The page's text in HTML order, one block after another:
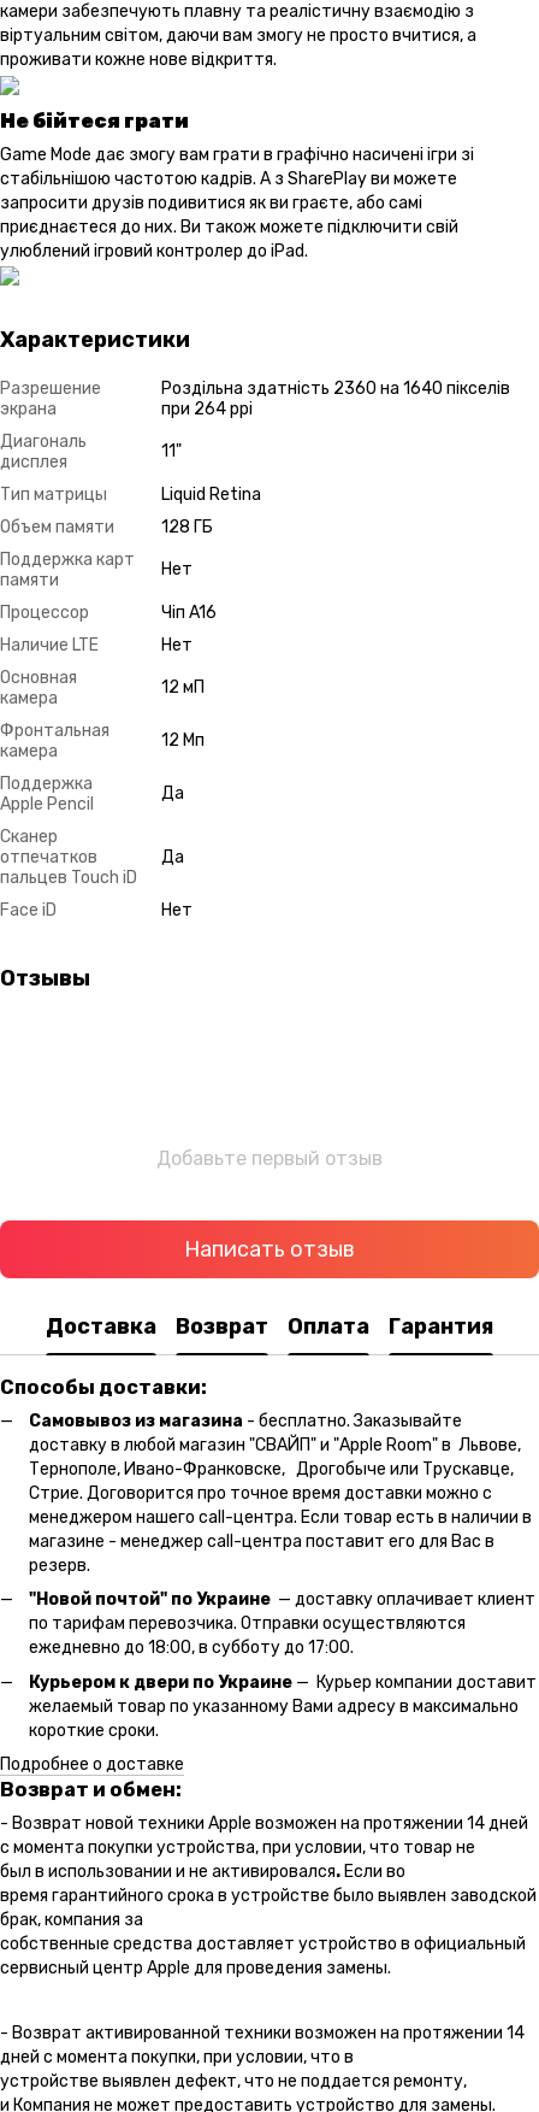
камери забезпечують плавну та реалістичну взаємодію з
віртуальним світом, даючи вам змогу не просто вчитися, а
проживати кожне нове відкриття.
Не бійтеся грати
Game Mode дає змогу вам грати в графічно насичені ігри зі
стабільнішою частотою кадрів. А з SharePlay ви можете
запросити друзів подивитися як ви граєте, або самі
приєднаєтеся до них. Ви також можете підключити свій
улюблений ігровий контролер до iPad.
Характеристики
Разрешение
экрана
Роздільна здатність 2360 на 1640 пікселів
при 264 ppi
Диагональ
дисплея
11"
Тип матрицы
Liquid Retina
Объем памяти
128 ГБ
Поддержка карт
памяти
Нет
Процессор
Чіп A16
Наличие LTE
Нет
Основная
камера
12 мП
Фронтальная
камера
12 Мп
Поддержка
Apple Pencil
Да
Сканер
отпечатков
пальцев Touch iD
Да
Face iD Нет
Отзывы
Добавьте первый отзыв
Написать отзыв
Доставка Возврат Оплата Гарантия
Способы доставки:
Самовывоз из магазина - бесплатно. Заказывайте
доставку в любой магазин "СВАЙП" и "Apple Room" в Львове,
Тернополе, Ивано-Франковске, Дрогобыче или Трускавце,
Стрие. Договорится про точное время доставки можно с
менеджером нашего call-центра. Если товар есть в наличии в
магазине - менеджер call-центра поставит его для Вас в
резерв.
"Новой почтой" по Украине — доставку оплачивает клиент
по тарифам перевозчика. Отправки осуществляются
ежедневно до 18:00, в субботу до 17:00.
Курьером к двери по Украине — Курьер компании доставит
желаемый товар по указанному Вами адресу в максимально
короткие сроки.
Подробнее о доставке
Возврат и обмен:
- Возврат новой техники Apple возможен на протяжении 14 дней
с момента покупки устройства, при условии, что товар не
был в использовании и не активировался. Если во
время гарантийного срока в устройстве было выявлен заводской
брак, компания за
собственные средства доставляет устройство в официальный
сервисный центр Apple для проведения замены.
- Возврат активированной техники возможен на протяжении 14
дней с момента покупки, при условии, что в
устройстве выявлен дефект, что не поддается ремонту,
и Компания не может предоставить устройство для замены.